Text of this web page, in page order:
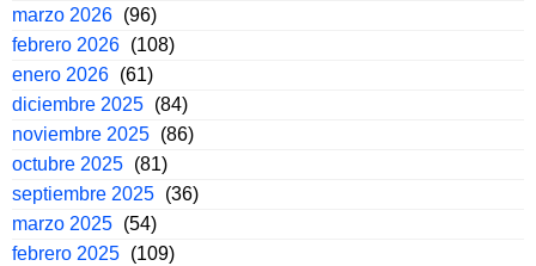
marzo 2026 (96)
febrero 2026 (108)
enero 2026 (61)
diciembre 2025 (84)
noviembre 2025 (86)
octubre 2025 (81)
septiembre 2025 (36)
marzo 2025 (54)
febrero 2025 (109)